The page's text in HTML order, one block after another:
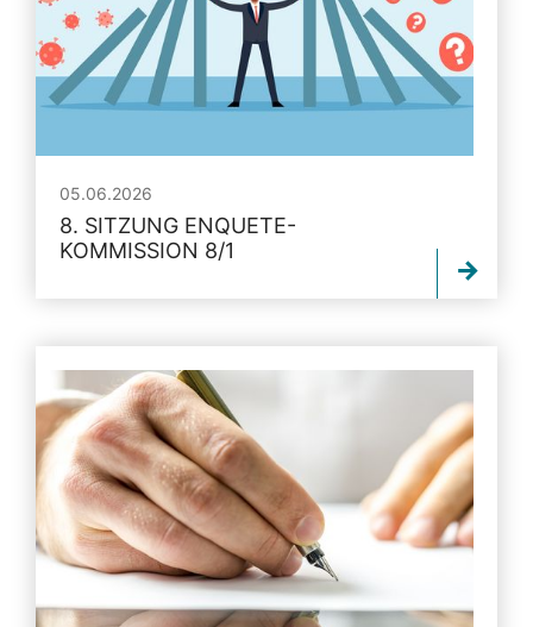
05.06.2026
8. SITZUNG ENQUETE-
KOMMISSION 8/1